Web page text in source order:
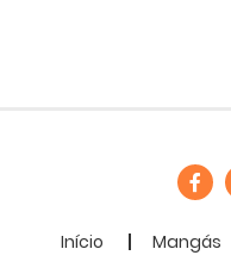
Início Mangás